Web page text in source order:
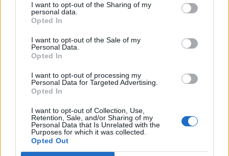
I want to opt-out of the Sharing of my
personal data.
Opted In
I want to opt-out of the Sale of my
Personal Data.
Opted In
I want to opt-out of processing my
Personal Data for Targeted Advertising.
Opted In
I want to opt-out of Collection, Use,
Retention, Sale, and/or Sharing of my
Personal Data that Is Unrelated with the
Purposes for which it was collected.
Opted Out